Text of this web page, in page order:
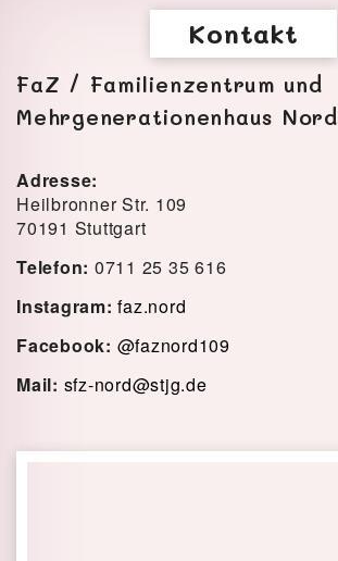
Kontakt
FaZ / Familienzentrum und
Mehrgenerationenhaus Nord
Adresse:
Heilbronner Str. 109
70191 Stuttgart
Telefon: 0711 25 35 616
Instagram: faz.nord
Facebook: @faznord109
Mail: sfz-nord@stjg.de